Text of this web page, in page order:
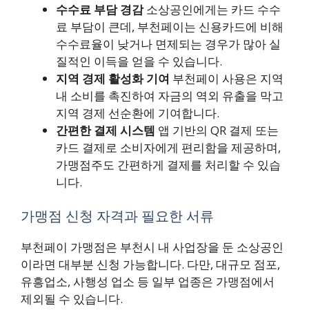
수수료 부담 경감소상공인에게는 카드 수수
료 부담이 큰데, 부천페이는 신용카드에 비해
수수료율이 낮거나 면제되는 경우가 많아 실
질적인 이득을 얻을 수 있습니다.
지역 경제 활성화 기여 부천페이 사용은 지역
내 소비를 촉진하여 자금의 역외 유출을 막고
지역 경제 선순환에 기여합니다.
간편한 결제 시스템 앱 기반의 QR 결제 또는
카드 결제로 소비자에게 편리함을 제공하며,
가맹점주도 간편하게 결제를 처리할 수 있습
니다.
가맹점 신청 자격과 필요한 서류
부천페이 가맹점은 부천시 내 사업장을 둔 소상공인
이라면 대부분 신청 가능합니다. 다만, 대규모 점포,
유흥업소, 사행성 업소 등 일부 업종은 가맹점에서
제외될 수 있습니다.